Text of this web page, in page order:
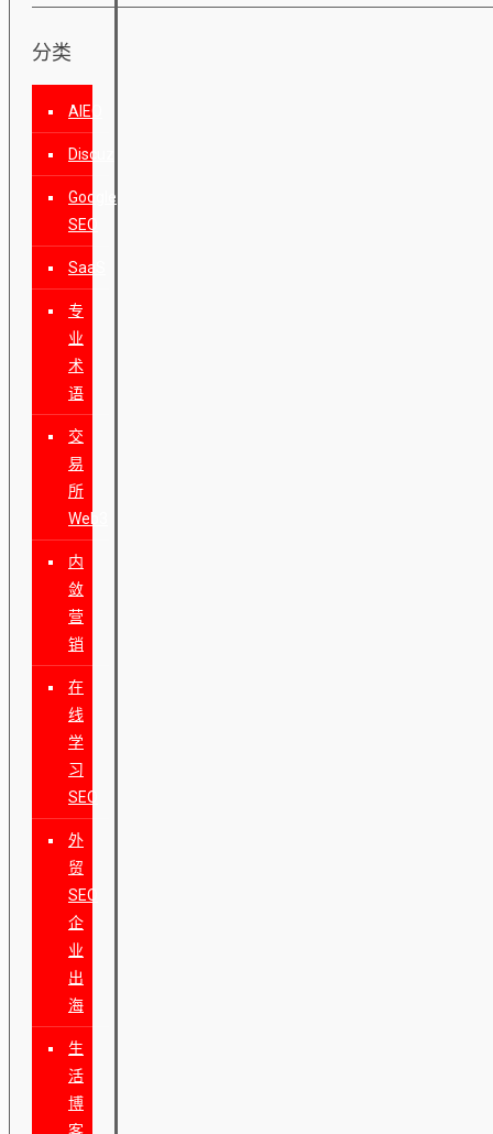
分类
AIEO
Discuz
Google
SEO
SaaS
专
业
术
语
交
易
所
Web3
内
敛
营
销
在
线
学
习
SEO
外
贸
SEO
企
业
出
海
生
活
博